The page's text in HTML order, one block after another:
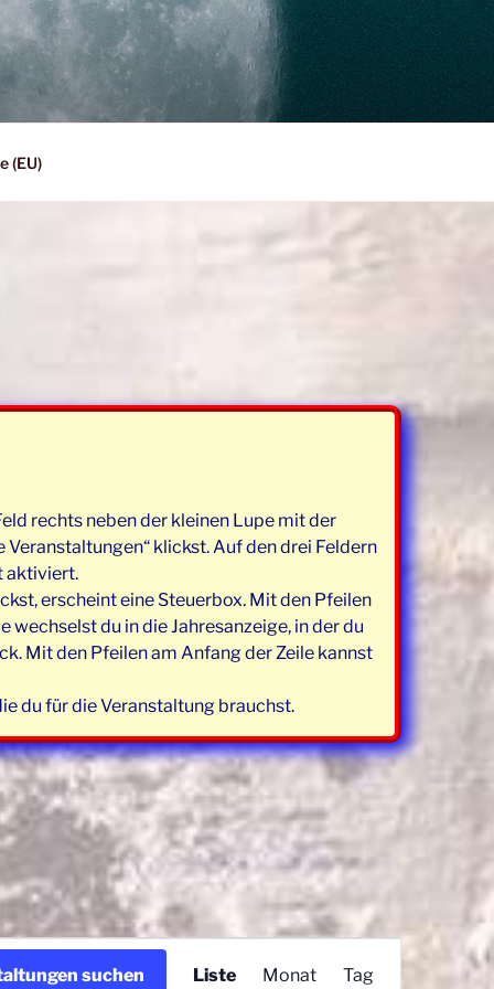
(EU)
rechts neben der kleinen Lupe mit der
klickst. Auf den drei Feldern
aktiviert.
erscheint eine Steuerbox. Mit den Pfeilen
du in die Jahresanzeige, in der du
Mit den Pfeilen am Anfang der Zeile kannst
du für die Veranstaltung brauchst.
suchen Liste Monat Tag